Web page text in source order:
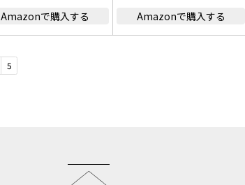
Amazonで購入する Amazonで購入する
5